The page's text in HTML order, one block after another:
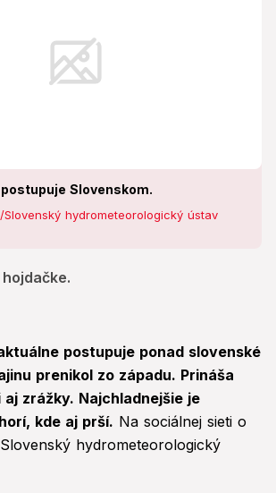
Slovenskom.
Slovenský hydrometeorologický ústav
postupuje ponad slovenské
prenikol zo západu. Prináša
zrážky. Najchladnejšie je
kde aj prší. Na sociálnej sieti o
hydrometeorologický